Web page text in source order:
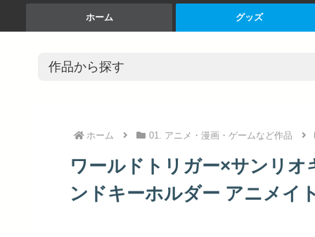
ホーム グッズ
ホーム 01. アニメ・漫画・ゲームなど作品
ワールドトリガー×サンリ
ンドキーホルダー アニメイ